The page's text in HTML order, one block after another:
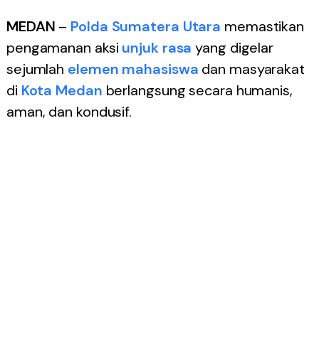
MEDAN – Polda Sumatera Utara memastikan
pengamanan aksi unjuk rasa yang digelar
sejumlah elemen mahasiswa dan masyarakat
di Kota Medan berlangsung secara humanis,
aman, dan kondusif.